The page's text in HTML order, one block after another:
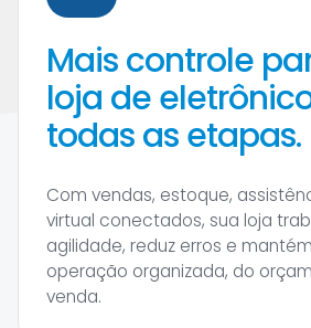
Mais controle
loja de
todas as etapas.
Com vendas, estoque,
virtual conectados, sua loja
agilidade, reduz erros e
operação organizada, do
venda.